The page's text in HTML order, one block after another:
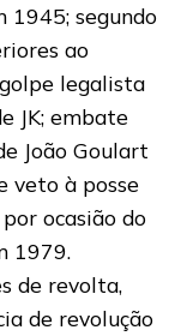
1945; segundo
ao
legalista
JK; embate
João Goulart
veto à posse
ocasião do
1979.
de revolta,
de revolução